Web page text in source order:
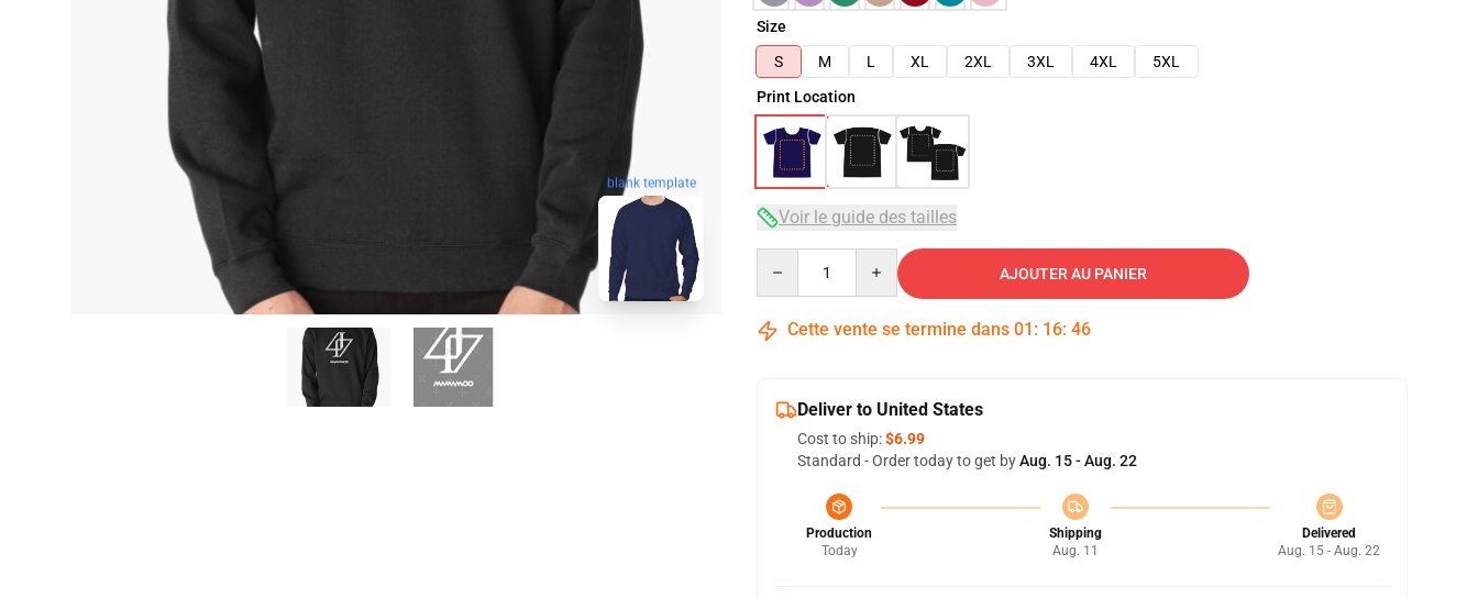
blank template
Size
S
M L XL 2XL 3XL 4XL
5XL
Print Location
Voir le guide des tailles
AJOUTER AU PANIER
Cette vente se termine dans 01 : 16: 45
Deliver to United States
Cost to ship:$6.99
Standard - Order today to get byAug. 15 - Aug. 22
Production
Today
Shipping
Aug. 11
Delivered
Aug. 15 - Aug. 22